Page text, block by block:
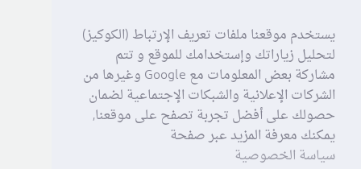
يستخدم موقعنا ملفات تعريف الإرتباط (الكوكيز)
لتحليل زياراتك وإستخدامك للموقع و تتم
مشاركة بعض المعلومات مع Google وغيرها من
الشركات الإعلانية والشبكات الإجتماعية لضمان
حصولك على أفضل تجربة تصفح على موقعنا,
يمكنك معرفة المزيد عبر صفحة
سياسة الخصوصية